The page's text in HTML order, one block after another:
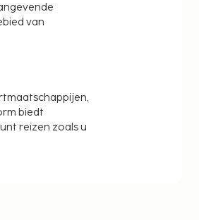
van
biedt
reizen zoals u